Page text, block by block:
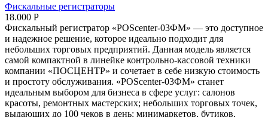
Фискальные регистраторы
18.000 Р
Фискальный регистратор «POScenter-03ФМ» — это доступное
и надежное решение, которое идеально подходит для
небольших торговых предприятий. Данная модель является
самой компактной в линейке контрольно-кассовой техники
компании «ПОСЦЕНТР» и сочетает в себе низкую стоимость
и простоту обслуживания. «POScenter-03ФМ» станет
идеальным выбором для бизнеса в сфере услуг: салонов
красоты, ремонтных мастерских; небольших торговых точек,
выдающих до 100 чеков в день: минимаркетов, бутиков,